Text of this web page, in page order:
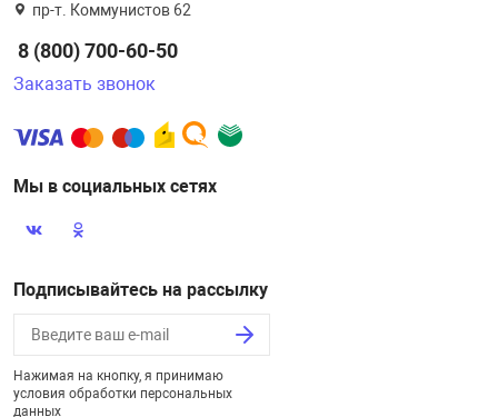
пр-т. Коммунистов 62
8 (800) 700-60-50
Заказать звонок
Мы в социальных сетях
Подписывайтесь на рассылку
Нажимая на кнопку, я принимаю
условия обработки персональных
данных